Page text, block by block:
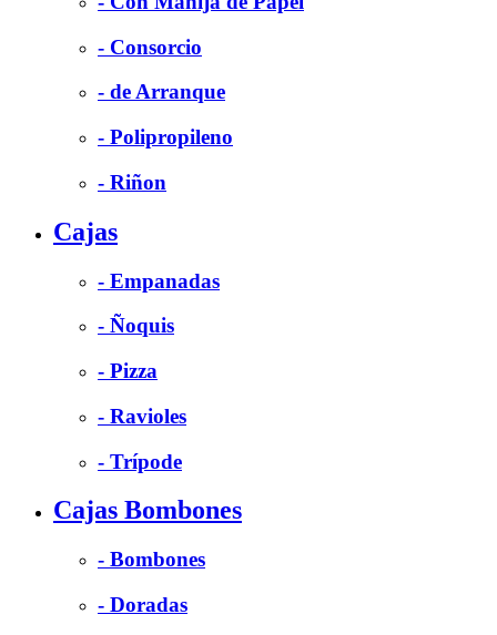
- Consorcio
- de Arranque
- Polipropileno
- Riñon
Cajas
- Empanadas
- Ñoquis
- Pizza
- Ravioles
- Trípode
Cajas Bombones
- Bombones
- Doradas